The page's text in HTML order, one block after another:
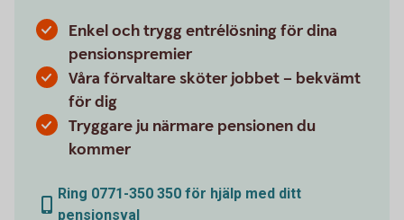
Enkel och trygg entrélösning för dina
pensionspremier
Våra förvaltare sköter jobbet – bekvämt
för dig
Tryggare ju närmare pensionen du
kommer
Ring 0771-350 350 för hjälp med ditt
pensionsval